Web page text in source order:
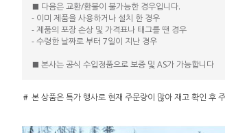
■ 다음은 교환/환불이 불가능한 경우입니다.
- 이미 제품을 사용하거나 설치 한 경우
- 제품의 포장 손상 및 가격표나 태그를 땐 경우
- 수령한 날짜로 부터 7일이 지난 경우
■ 본사는 공식 수입정품으로 보증 및 AS가 가능합니다
＃ 본 상품은 특가 행사로 현재 주문량이 많아 재고 확인 후